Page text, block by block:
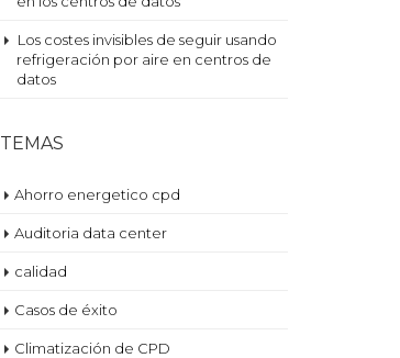
Los costes invisibles de seguir usando
refrigeración por aire en centros de
datos
TEMAS
Ahorro energetico cpd
Auditoria data center
calidad
Casos de éxito
Climatización de CPD